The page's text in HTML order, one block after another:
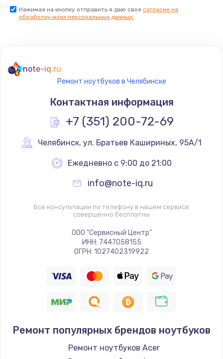
Нажимая на кнопку отправить я даю свое согласие на
обработку моих персональных данных.
note-iq.ru
Ремонт ноутбуков в Челябинске
Контактная информация
+7 (351) 200-72-69
Челябинск, ул. Братьев Кашириных, 95А/1
Ежедневно с 9:00 до 21:00
info@note-iq.ru
Все консультации по телефону в нашем сервисе
совершенно бесплатны
ООО "Сервисный Центр"
ИНН: 7447058155
ОГРН: 1027402319922
Ремонт популярных брендов ноутбуков
Ремонт ноутбуков Acer